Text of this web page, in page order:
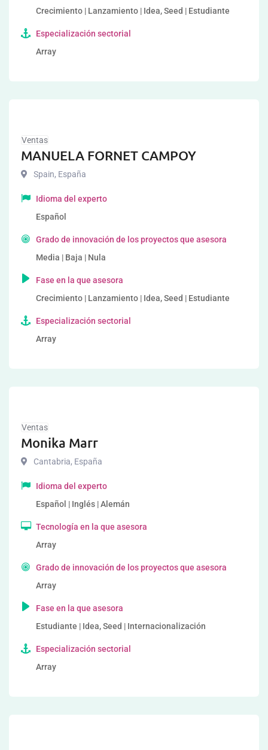
Crecimiento | Lanzamiento | Idea, Seed | Estudiante
Especialización sectorial
Array
Ventas
MANUELA FORNET CAMPOY
Spain, España
Idioma del experto
Español
Grado de innovación de los proyectos que asesora
Media | Baja | Nula
Fase en la que asesora
Crecimiento | Lanzamiento | Idea, Seed | Estudiante
Especialización sectorial
Array
Ventas
Monika Marr
Cantabria, España
Idioma del experto
Español | Inglés | Alemán
Tecnología en la que asesora
Array
Grado de innovación de los proyectos que asesora
Array
Fase en la que asesora
Estudiante | Idea, Seed | Internacionalización
Especialización sectorial
Array